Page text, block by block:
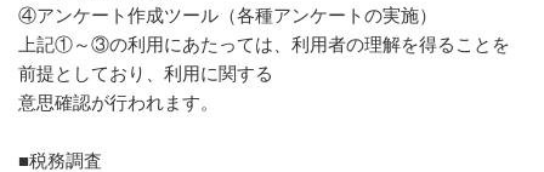
④アンケート作成ツール（各種アンケートの実施）
上記①～③の利用にあたっては、利用者の理解を得ることを
前提としており、利用に関する
意思確認が行われます。
■税務調査